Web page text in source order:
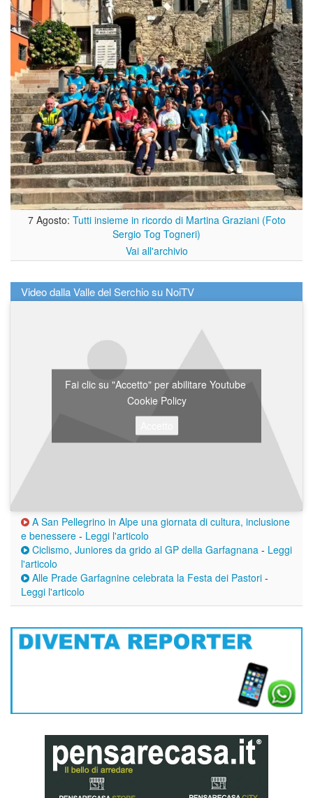
7 Agosto: Tutti insieme in ricordo di Martina Graziani (Foto
Sergio Tog Togneri)
Vai all'archivio
Video dalla Valle del Serchio su NoiTV
Fai clic su "Accetto" per abilitare Youtube
Cookie Policy
A San Pellegrino in Alpe una giornata di cultura, inclusione
e benessere - Leggi l'articolo
Ciclismo, Juniores da grido al GP della Garfagnana - Leggi
l'articolo
Alle Prade Garfagnine celebrata la Festa dei Pastori -
Leggi l'articolo